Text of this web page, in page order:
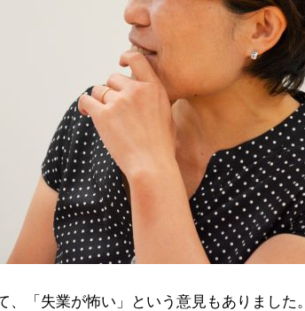
「失業が怖い」という意見もありました。